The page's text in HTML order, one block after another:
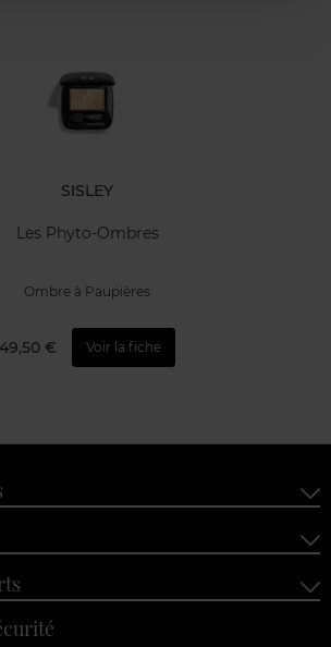
SISLEY
Les Phyto-Ombres
Ombre à Paupières
49,50 € Voir la fiche